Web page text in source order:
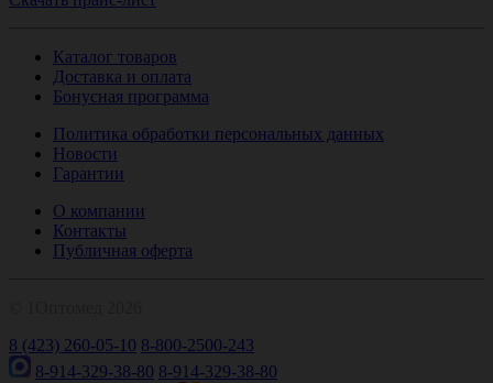
Каталог товаров
Доставка и оплата
Бонусная программа
Политика обработки персональных данных
Новости
Гарантии
О компании
Контакты
Публичная оферта
8 (423) 260-05-10 8-800-2500-243
8-914-329-38-80 8-914-329-38-80